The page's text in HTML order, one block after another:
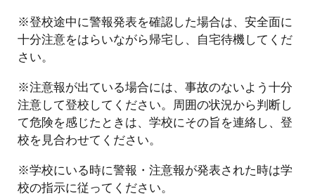
※登校途中に警報発表を確認した場合は、安全面に
十分注意をはらいながら帰宅し、自宅待機してくだ
さい。
※注意報が出ている場合には、事故のないよう十分
注意して登校してください。周囲の状況から判断し
て危険を感じたときは、学校にその旨を連絡し、登
校を見合わせてください。
※学校にいる時に警報・注意報が発表された時は学
校の指示に従ってください。